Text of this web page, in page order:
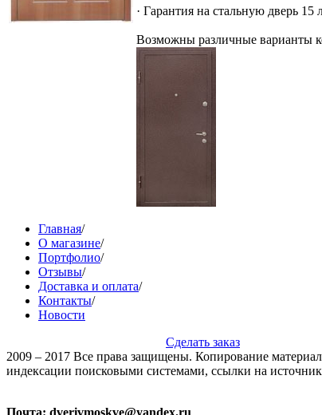
· Гарантия на стальную дверь 15
Возможны различные варианты
Главная/
О магазине/
Портфолио/
Отзывы/
Доставка и оплата/
Контакты/
Новости
Сделать заказ
2009 – 2017 Все права защищены. Копирование
индексации поисковыми системами, ссылки на
Почта: dverivmoskve@yandex.ru